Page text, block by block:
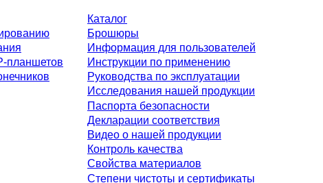
планшетов
Каталог
Брошюры
Информация для пользователей
Инструкции по применению
Руководства по эксплуатации
Исследования нашей продукции
Паспорта безопасности
Декларации соответствия
Видео о нашей продукции
Контроль качества
Свойства материалов
Степени чистоты и сертификаты